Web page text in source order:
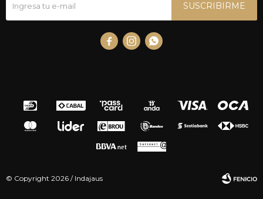
SUSCRIBIRME
  
© Copyright 2026 / Indajaus